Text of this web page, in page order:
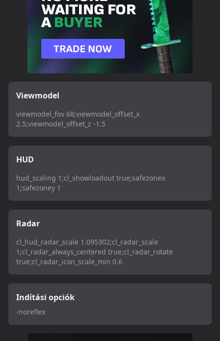
Viewmodel
viewmodel_fov 68;viewmodel_offset_x
2.5;viewmodel_offset_z -1.5
HUD
hud_scaling 1;cl_showloadout true;safezonex
1;safezoney 1
Radar
cl_hud_radar_scale 1.095302;cl_radar_scale
1;cl_radar_always_centered true;cl_radar_rotate
true;cl_radar_icon_scale_min 0.6
Indítási opciók
-noreflex